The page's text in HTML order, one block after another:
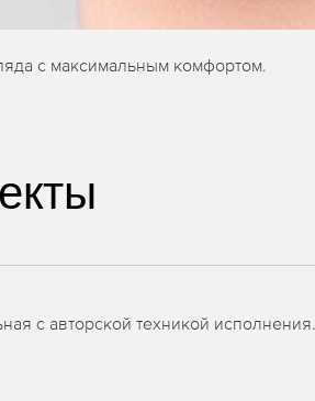
с максимальным комфортом.
с авторской техникой исполнения.